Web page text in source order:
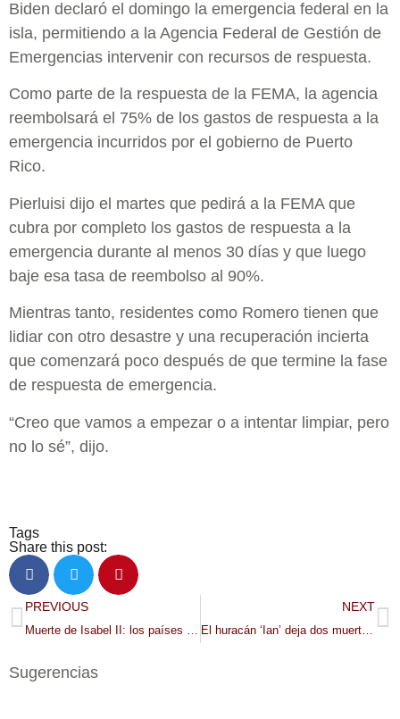
Biden declaró el domingo la emergencia federal en la
isla, permitiendo a la Agencia Federal de Gestión de
Emergencias intervenir con recursos de respuesta.
Como parte de la respuesta de la FEMA, la agencia
reembolsará el 75% de los gastos de respuesta a la
emergencia incurridos por el gobierno de Puerto
Rico.
Pierluisi dijo el martes que pedirá a la FEMA que
cubra por completo los gastos de respuesta a la
emergencia durante al menos 30 días y que luego
baje esa tasa de reembolso al 90%.
Mientras tanto, residentes como Romero tienen que
lidiar con otro desastre y una recuperación incierta
que comenzará poco después de que termine la fase
de respuesta de emergencia.
“Creo que vamos a empezar o a intentar limpiar, pero
no lo sé”, dijo.
Tags
Share this post:
PREVIOUS
Muerte de Isabel II: los países y territorios de América en los que reina Carlos III
NEXT
El huracán ‘Ian’ deja dos muertos y un apagón total en Cuba
Sugerencias